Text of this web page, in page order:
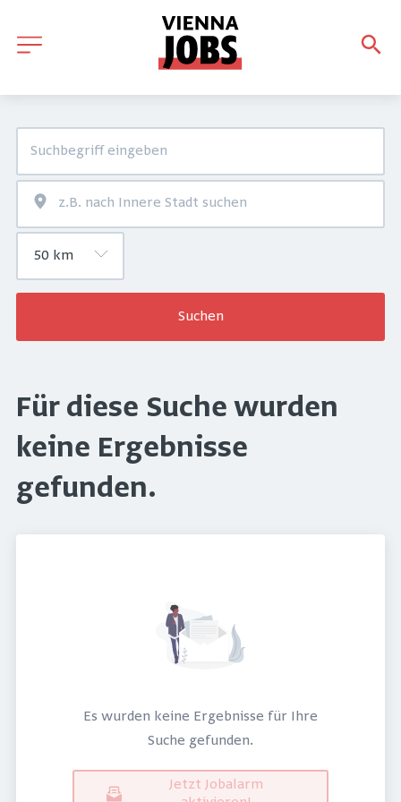
Suchen
Für diese Suche wurden
keine Ergebnisse
gefunden.
Es wurden keine Ergebnisse für Ihre
Suche gefunden.
Jetzt Jobalarm